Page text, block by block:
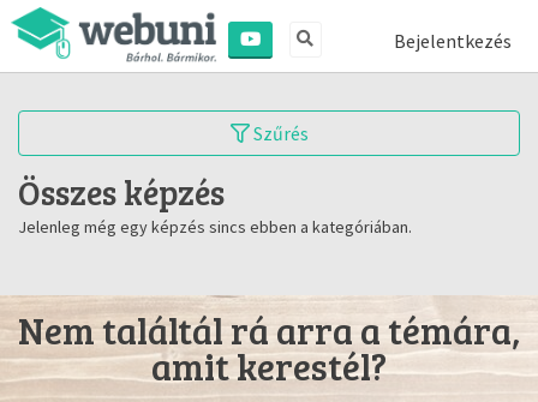
Bejelentkezés
Szűrés
Összes képzés
Jelenleg még egy képzés sincs ebben a kategóriában.
Nem találtál rá arra a témára,
amit kerestél?